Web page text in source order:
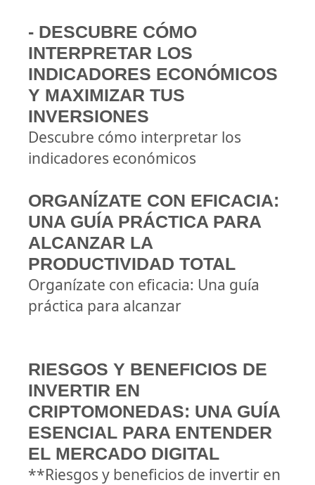
- DESCUBRE CÓMO
INTERPRETAR LOS
INDICADORES ECONÓMICOS
Y MAXIMIZAR TUS
INVERSIONES
Descubre cómo interpretar los
indicadores económicos
ORGANÍZATE CON EFICACIA:
UNA GUÍA PRÁCTICA PARA
ALCANZAR LA
PRODUCTIVIDAD TOTAL
Organízate con eficacia: Una guía
práctica para alcanzar
RIESGOS Y BENEFICIOS DE
INVERTIR EN
CRIPTOMONEDAS: UNA GUÍA
ESENCIAL PARA ENTENDER
EL MERCADO DIGITAL
**Riesgos y beneficios de invertir en